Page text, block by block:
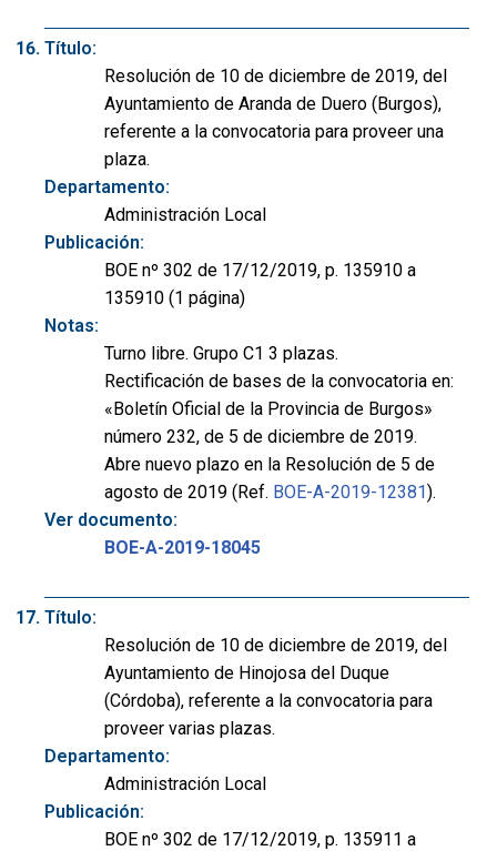
Título:
Resolución de 10 de diciembre de 2019, del
Ayuntamiento de Aranda de Duero (Burgos),
referente a la convocatoria para proveer una
plaza.
Departamento:
Administración Local
Publicación:
BOE nº 302 de 17/12/2019, p. 135910 a
135910 (1 página)
Notas:
Turno libre. Grupo C1 3 plazas.
Rectificación de bases de la convocatoria en:
«Boletín Oficial de la Provincia de Burgos»
número 232, de 5 de diciembre de 2019.
Abre nuevo plazo en la Resolución de 5 de
agosto de 2019 (Ref. BOE-A-2019-12381).
Ver documento:
BOE-A-2019-18045
Título:
Resolución de 10 de diciembre de 2019, del
Ayuntamiento de Hinojosa del Duque
(Córdoba), referente a la convocatoria para
proveer varias plazas.
Departamento:
Administración Local
Publicación:
BOE nº 302 de 17/12/2019, p. 135911 a